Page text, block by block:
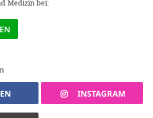
Medizin bei:
INSTAGRAM